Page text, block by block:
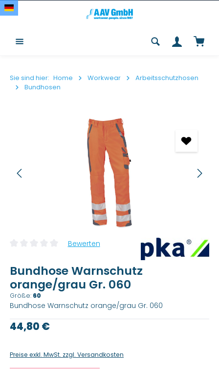
Zum Hauptinhalt springen
Sie sind hier: Home Workwear
Arbeitsschutzhosen
Bundhosen
Bildergalerie überspringen
Durchschnittliche Bewertung von 0 von 5 Sternen
Bewerten
Bundhose Warnschutz
orange/grau Gr. 060
Größe: 60
Bundhose Warnschutz orange/grau Gr. 060
Regulärer Preis:
44,80 €
Preise exkl. MwSt. zzgl. Versandkosten